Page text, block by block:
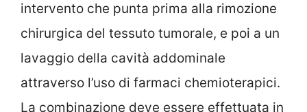
intervento che punta prima alla rimozione
chirurgica del tessuto tumorale, e poi a un
lavaggio della cavità addominale
attraverso l’uso di farmaci chemioterapici.
La combinazione deve essere effettuata in